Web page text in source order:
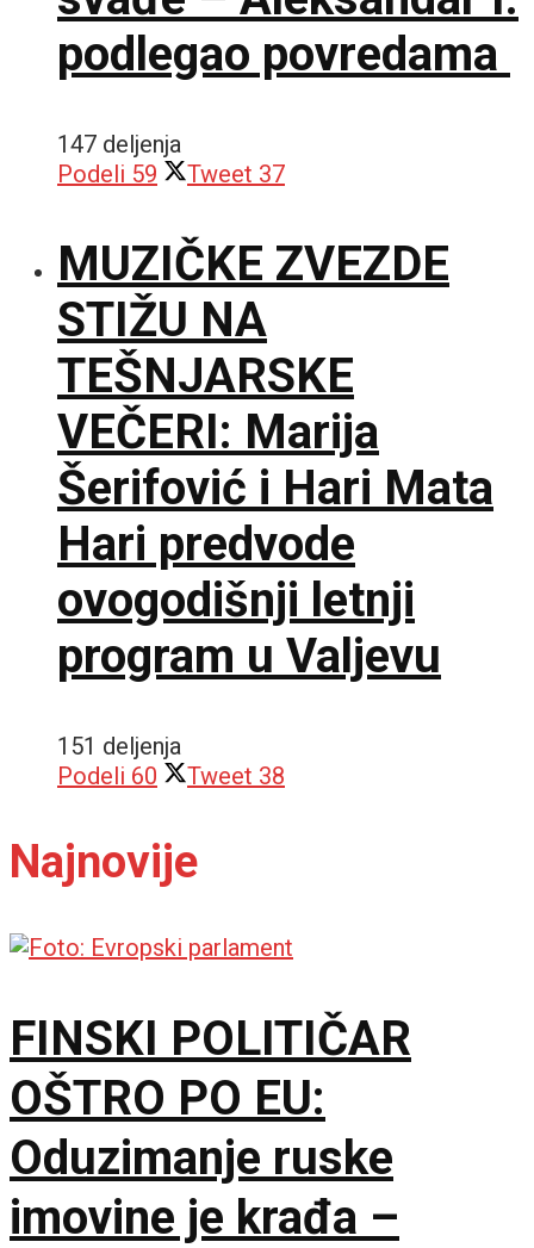
podlegao povredama
147 deljenja
Podeli 59 Tweet 37
MUZIČKE ZVEZDE
STIŽU NA
TEŠNJARSKE
VEČERI: Marija
Šerifović i Hari Mata
Hari predvode
ovogodišnji letnji
program u Valjevu
151 deljenja
Podeli 60 Tweet 38
Najnovije
FINSKI POLITIČAR
OŠTRO PO EU:
Oduzimanje ruske
imovine je krađa –